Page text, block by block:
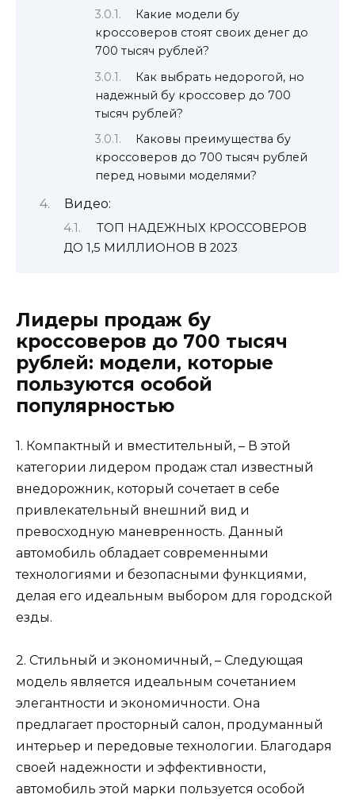
Какие модели бу
кроссоверов стоят своих денег до
700 тысяч рублей?
Как выбрать недорогой, но
надежный бу кроссовер до 700
тысяч рублей?
Каковы преимущества бу
кроссоверов до 700 тысяч рублей
перед новыми моделями?
Видео:
ТОП НАДЕЖНЫХ КРОССОВЕРОВ
ДО 1,5 МИЛЛИОНОВ В 2023
Лидеры продаж бу
кроссоверов до 700 тысяч
рублей: модели, которые
пользуются особой
популярностью
1. Компактный и вместительный, – В этой
категории лидером продаж стал известный
внедорожник, который сочетает в себе
привлекательный внешний вид и
превосходную маневренность. Данный
автомобиль обладает современными
технологиями и безопасными функциями,
делая его идеальным выбором для городской
езды.
2. Стильный и экономичный, – Следующая
модель является идеальным сочетанием
элегантности и экономичности. Она
предлагает просторный салон, продуманный
интерьер и передовые технологии. Благодаря
своей надежности и эффективности,
автомобиль этой марки пользуется особой